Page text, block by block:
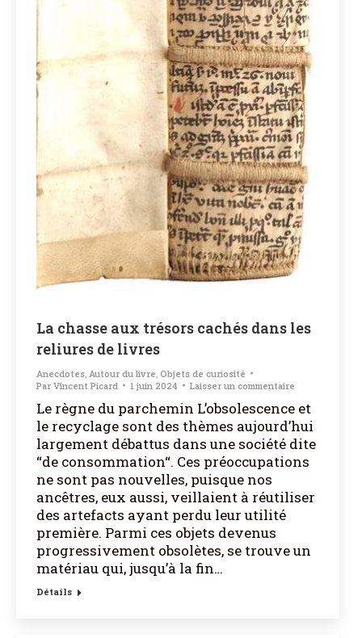
La chasse aux trésors cachés dans les
reliures de livres
Anecdotes Autour du livre Objets de curiosité
Par Vincent Picard 1 juin 2024 Laisser un commentaire
Le règne du parchemin L’obsolescence et
le recyclage sont des thèmes aujourd’hui
largement débattus dans une société dite
“de consommation“. Ces préoccupations
ne sont pas nouvelles, puisque nos
ancêtres, eux aussi, veillaient à réutiliser
des artefacts ayant perdu leur utilité
première. Parmi ces objets devenus
progressivement obsolètes, se trouve un
matériau qui, jusqu’à la fin…
Détails